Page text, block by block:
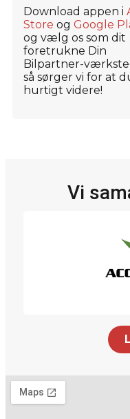
Download appen i
Store og Google
og vælg os som dit
foretrukne Din
Bilpartner-
så sørger vi for at
hurtigt videre!
Vi